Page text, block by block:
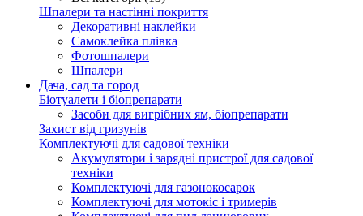
Шпалери та настінні покриття
Декоративні наклейки
Самоклейка плівка
Фотошпалери
Шпалери
Дача, сад та город
Біотуалети і біопрепарати
Засоби для вигрібних ям, біопрепарати
Захист від гризунів
Комплектуючі для садової техніки
Акумулятори і зарядні пристрої для садової
техніки
Комплектуючі для газонокосарок
Комплектуючі для мотокіс і тримерів